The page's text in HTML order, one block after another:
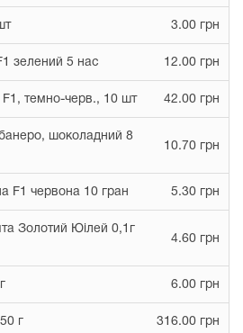
3.00 грн
зелений 5 нас 12.00 грн
темно-черв., 10 шт 42.00 грн
шоколадний 8
10.70 грн
F1 червона 10 гран 5.30 грн
Золотий Юілей 0,1г
4.60 грн
6.00 грн
г 316.00 грн